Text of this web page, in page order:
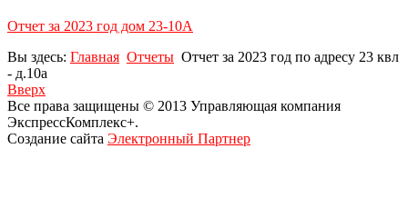
Отчет за 2023 год дом 23-10A
Вы здесь: Главная Отчеты Отчет за 2023 год по адресу 23 квл
- д.10a
Вверх
Все права защищены © 2013 Управляющая компания
ЭкспрессКомплекс+.
Создание сайта Электронный Партнер